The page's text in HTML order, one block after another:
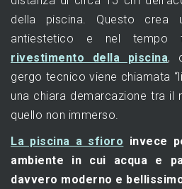
della piscina. Questo crea
antiestetico e nel tempo
rivestimento della piscina,
gergo tecnico viene chiamata
una chiara demarcazione tra il
quello non immerso.
La piscina a sfioro invece
ambiente in cui acqua e
davvero moderno e